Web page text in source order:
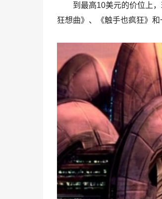
到最高10美元的价位上
狂想曲》、《触手也疯狂》和